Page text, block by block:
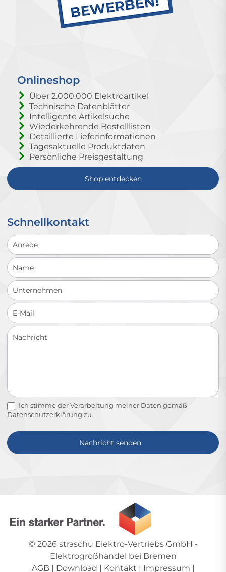
Onlineshop
Über 2.000.000 Elektroartikel
Technische Datenblätter
Intelligente Artikelsuche
Wiederkehrende Bestelllisten
Detaillierte Lieferinformationen
Tagesaktuelle Produktdaten
Persönliche Preisgestaltung
Shop entdecken
Schnellkontakt
Schnellkontakt
Ich stimme der Verarbeitung meiner Daten gemäß
Datenschutzerklärung zu.
Nachricht senden
© 2026 straschu Elektro-Vertriebs GmbH -
Elektrogroßhandel bei Bremen
AGB | Download | Kontakt | Impressum |